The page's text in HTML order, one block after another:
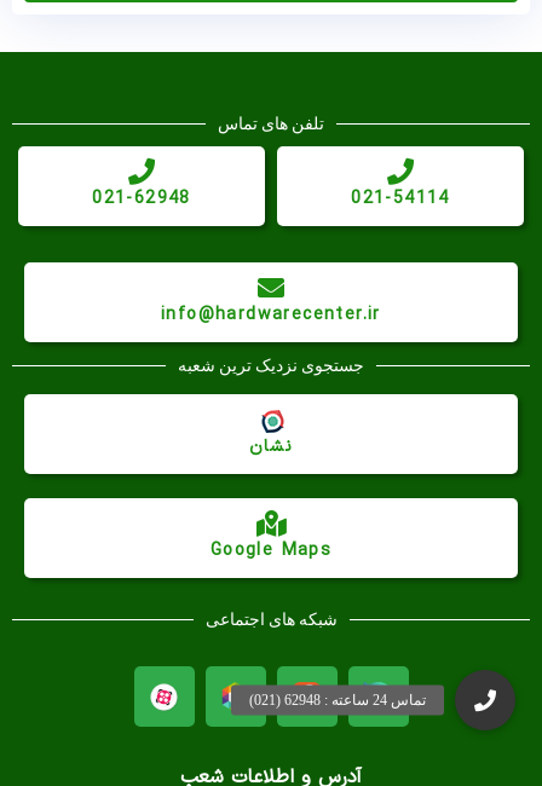
آدرس و اطلاعات شعب
تلفن های تماس
021-54114
021-62948
info@hardwarecenter.ir
جستجوی نزدیک ترین شعبه
Google Maps
نشان
شبکه های اجتماعی